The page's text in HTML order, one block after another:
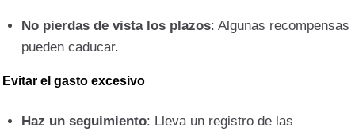
No pierdas de vista los plazos: Algunas recompensas
pueden caducar.
Evitar el gasto excesivo
Haz un seguimiento: Lleva un registro de las